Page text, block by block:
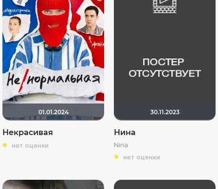
01.01.2024
Некрасивая
нет оценки
30.11.2023
Нина
Nina
нет оценки